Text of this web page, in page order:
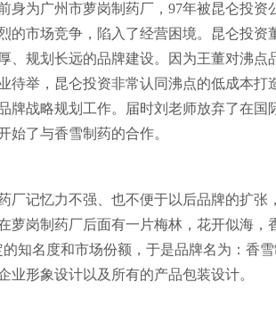
身为广州市萝岗制药厂，97年被昆仑投
的市场竞争，陷入了经营困境。昆仑投
、规划长远的品牌建设。因为王董对沸
待举，昆仑投资非常认同沸点的低成本
牌战略规划工作。届时刘老师放弃了在
始了与香雪制药的合作。
厂记忆力不强、也不便于以后品牌的扩
萝岗制药厂后面有一片梅林，花开似海，
的知名度和市场份额，于是品牌名为：香
业形象设计以及所有的产品包装设计。